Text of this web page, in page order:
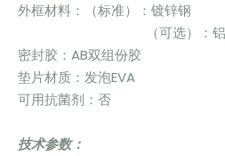
外框材料：（标准）：镀锌钢
（可选）：铝合金/
密封胶：AB双组份胶
垫片材质：发泡EVA
可用抗菌剂：否
技术参数：